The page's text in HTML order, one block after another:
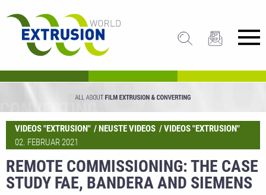
VIDEOS "EXTRUSION" NEUSTE VIDEOS VIDEOS "EXTRUSION"
02. FEBRUAR 2021
REMOTE COMMISSIONING: THE CASE
STUDY FAE, BANDERA AND SIEMENS